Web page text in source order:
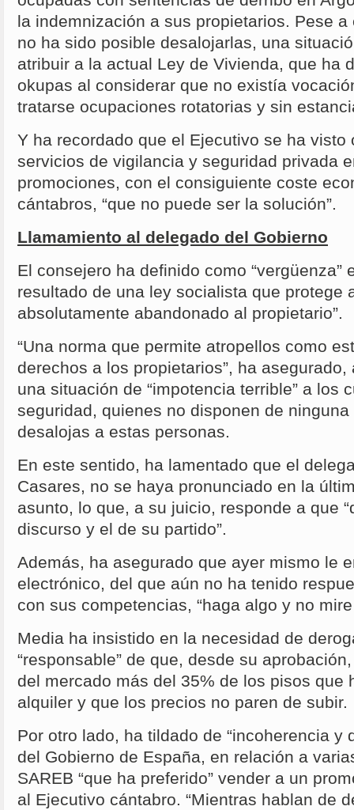
la indemnización a sus propietarios. Pese
no ha sido posible desalojarlas, una
atribuir a la actual Ley de Vivienda, que ha
okupas al considerar que no existía
tratarse ocupaciones rotatorias y sin
Y ha recordado que el Ejecutivo se ha visto
servicios de vigilancia y seguridad privada
promociones, con el consiguiente coste
cántabros, “que no puede ser la solución”.
Llamamiento al delegado del Gobierno
El consejero ha definido como “vergüenza”
resultado de una ley socialista que protege
absolutamente abandonado al propietario”.
“Una norma que permite atropellos como
derechos a los propietarios”, ha
una situación de “impotencia terrible” a los
seguridad, quienes no disponen de
desalojas a estas personas.
En este sentido, ha lamentado que el
Casares, no se haya pronunciado en la
asunto, lo que, a su juicio, responde a que
discurso y el de su partido”.
Además, ha asegurado que ayer mismo le
electrónico, del que aún no ha tenido
con sus competencias, “haga algo y no
Media ha insistido en la necesidad de
“responsable” de que, desde su
del mercado más del 35% de los pisos que
alquiler y que los precios no paren de subir.
Por otro lado, ha tildado de “incoherencia y
del Gobierno de España, en relación a
SAREB “que ha preferido” vender a un
al Ejecutivo cántabro. “Mientras hablan de